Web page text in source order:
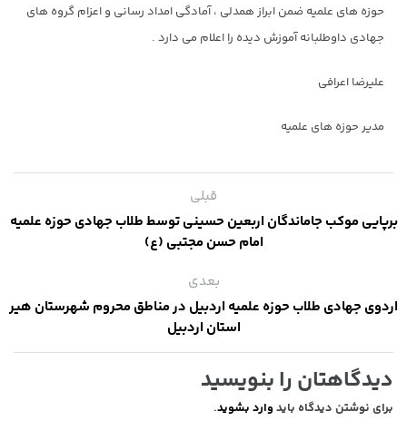
حوزه های علمیه ضمن ابراز همدلی ، آمادگی امداد رسانی و اعزام گروه های
جهادی داوطلبانه آموزش دیده را اعلام می دارد .
علیرضا اعرافی
مدیر حوزه های علمیه
قبلی
برپایی موکب جاماندگان اربعین حسینی توسط طلاب جهادی حوزه علمیه
امام حسن مجتبی (ع)
بعدی
اردوی جهادی طلاب حوزه علمیه اردبیل در مناطق محروم شهرستان هیر
استان اردبیل
دیدگاهتان را بنویسید
برای نوشتن دیدگاه باید وارد بشوید.